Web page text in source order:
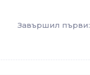
Завършил първи: